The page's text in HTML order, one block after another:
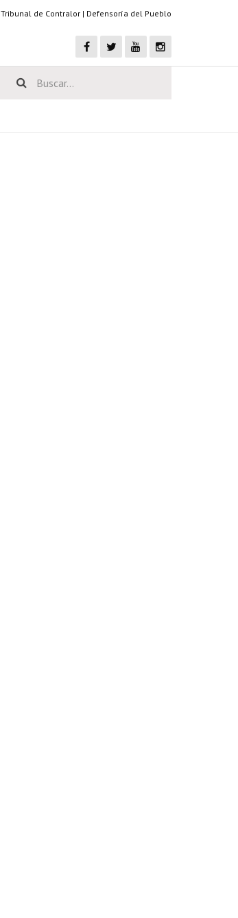
Tribunal de Contralor | Defensoría del Pueblo